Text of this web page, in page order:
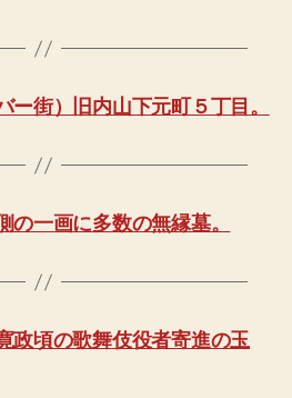
ー街）旧内山下元町５丁目。
の一画に多数の無縁墓。
政頃の歌舞伎役者寄進の玉